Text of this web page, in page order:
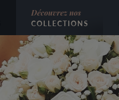
Découvrez nos
COLLECTIONS